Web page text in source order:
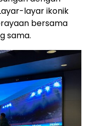
layar ikonik
bersama
sama.